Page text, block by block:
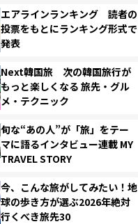
エアラインランキング 読者の
投票をもとにランキング形式で
発表
Next韓国旅 次の韓国旅行が
もっと楽しくなる 旅先・グル
メ・テクニック
旬な“あの人”が「旅」をテー
マに語るインタビュー連載 MY
TRAVEL STORY
今、こんな旅がしてみたい！地
球の歩き方が選ぶ2026年絶対
行くべき旅先30